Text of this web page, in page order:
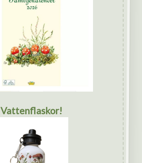
Vattenflaskor!